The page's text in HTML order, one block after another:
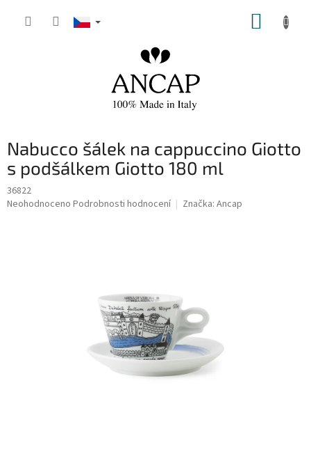
Nabucco šálek na cappuccino Giotto
s podšálkem Giotto 180 ml
36822
Průměrné
Neohodnoceno Podrobnosti hodnocení Značka: Ancap